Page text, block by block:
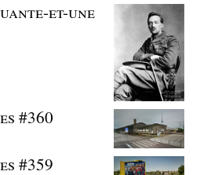
et-une
#360
#359